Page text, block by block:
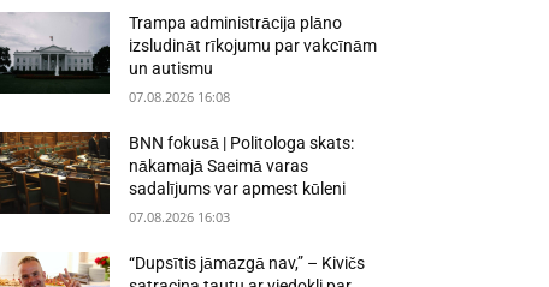
Trampa administrācija plāno
izsludināt rīkojumu par vakcīnām
un autismu
07.08.2026 16:08
BNN fokusā | Politologa skats:
nākamajā Saeimā varas
sadalījums var apmest kūleni
07.08.2026 16:03
“Dupsītis jāmazgā nav,” – Kivičs